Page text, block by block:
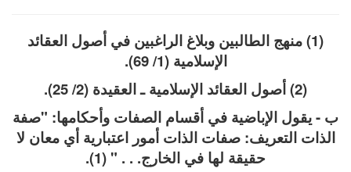
(1) منهج الطالبين وبلاغ الراغبين في أصول العقائد
الإسلامية (1/ 69).
(2) أصول العقائد الإسلامية ـ العقيدة (2/ 25).
ب - يقول الإباضية في أقسام الصفات وأحكامها: "صفة
الذات التعريف: صفات الذات أمور اعتبارية أي معان لا
حقيقة لها في الخارج. . . " (1).